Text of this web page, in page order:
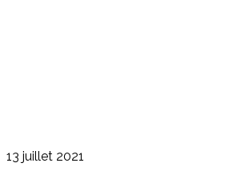
13 juillet 2021